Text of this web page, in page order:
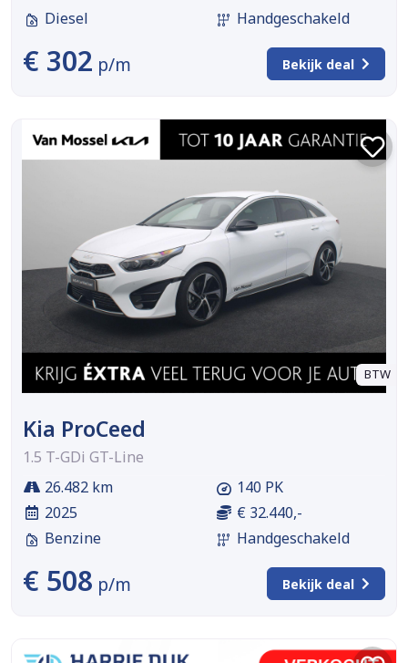
Diesel
Handgeschakeld
€ 302 p/m Bekijk deal
BTW
Kia ProCeed
1.5 T-GDi GT-Line
26.482 km
2025
Benzine
140 PK
€ 32.440,-
Handgeschakeld
€ 508 p/m Bekijk deal